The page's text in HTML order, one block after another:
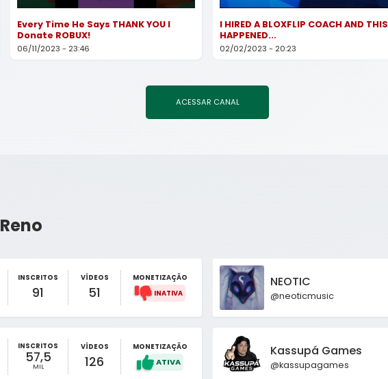
Every Time He Says THANK YOU I
Donate ROBUX!
06/11/2023 - 23:46
I HIRED A BLOXFLIP COACH AND THIS
HAPPENED...
02/02/2023 - 20:23
ACESSAR CANAL
Reno
INSCRITOS
91
VÍDEOS
51
MONETIZAÇÃO NEOTIC
@neoticmusic
INSCRITOS
57,5
MIL
VÍDEOS
126
MONETIZAÇÃO Kassupá Games
@kassupagames